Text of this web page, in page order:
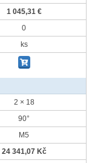
1 045,31 €
0
ks
2 × 18
90°
M5
24 341,07 Kč